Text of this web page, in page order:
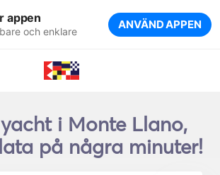
appen
och enklare ANVÄND APPEN
i Monte Llano,
på några minuter!